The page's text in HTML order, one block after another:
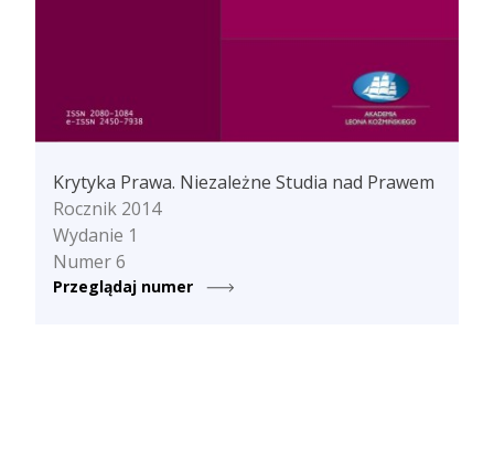
Krytyka Prawa. Niezależne Studia nad Prawem
Rocznik 2014
Wydanie 1
Numer 6
Przeglądaj numer